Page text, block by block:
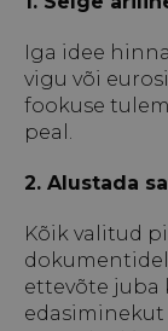
Iga idee
vigu või
fookuse
peal.
2. Alustada
Kõik valitud
ettevõte juba